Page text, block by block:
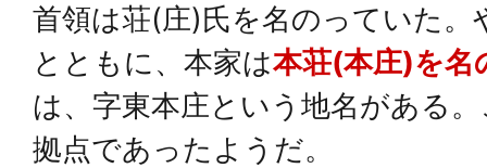
首領は荘(庄)氏を名のっていた
とともに、本家は本荘(本庄)を名
は、字東本庄という地名がある
拠点であったようだ。